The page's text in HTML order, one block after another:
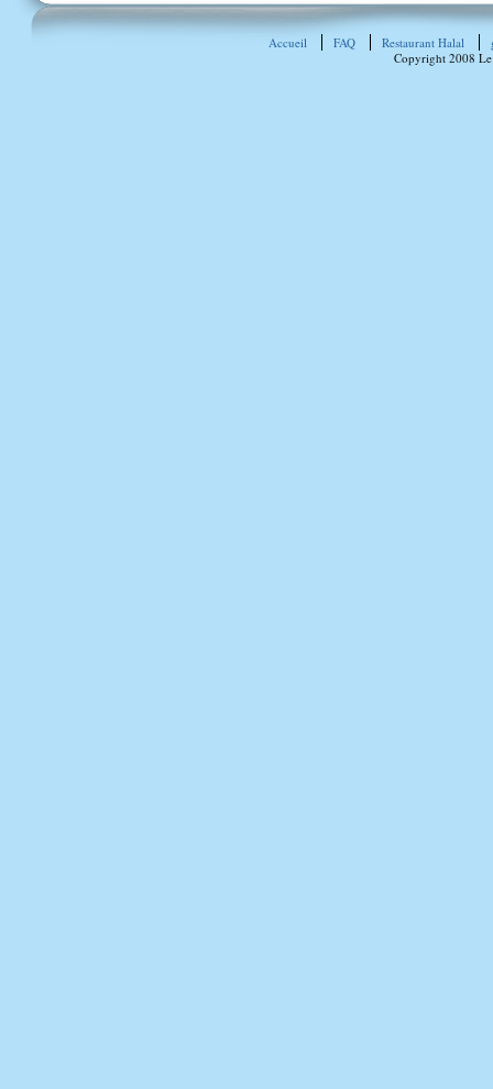
Accueil FAQ Restaurant Halal
Copyright 2008